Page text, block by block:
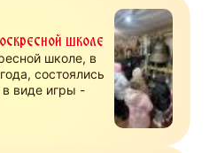
школе
школе, в
состоялись
виде игры -